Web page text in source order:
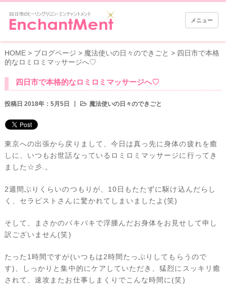
メニュー
HOME> ブログページ > 魔法使いの日々のできごと > 四日市で本格
的なロミロミマッサージへ♡
四日市で本格的なロミロミマッサージへ♡
投稿日 2018年：5月5日 魔法使いの日々のできごと
東京への出張から戻りまして、今日は真っ先に身体の疲れを癒
しに、いつもお世話なっているロミロミマッサージに行ってき
ました☆彡.。
2週間ぶりくらいのつもりが、10日もたたずに駆け込んだらし
く、セラピストさんに驚かれてしまいましたよ(笑)
そして、まさかのバキバキで浮腫んだお身体をお見せして申し
訳ございません(笑)
たった1時間ですが(いつもは2時間たっぷりしてもらうので
す)、しっかりと集中的にケアしていただき、猛烈にスッキリ癒
されて、速攻またお仕事しまくりでこんな時間に(笑)